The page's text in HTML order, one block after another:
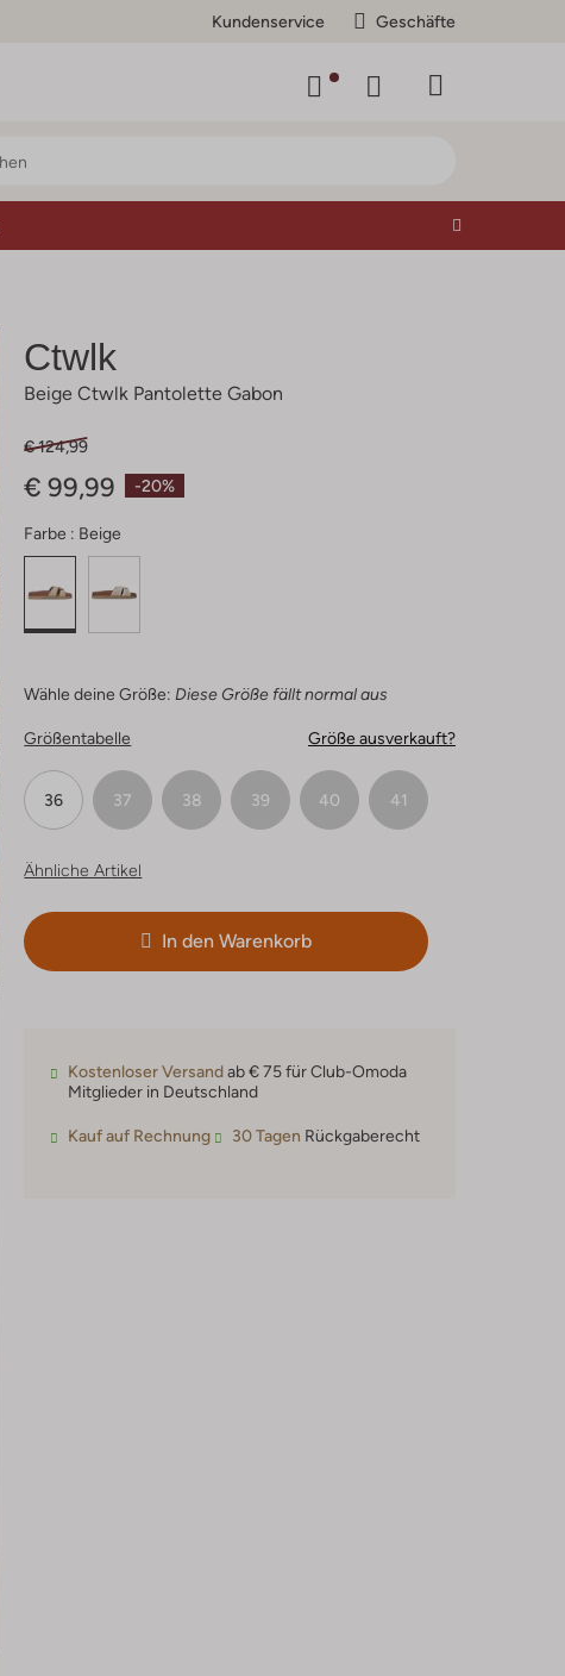
Kundenservice Geschäfte
Ctwlk
Beige Ctwlk Pantolette Gabon
-20%
€ 124,99
€ 99,99
Farbe : Beige
Wähle deine Größe: Diese Größe fällt normal aus
Größentabelle Größe ausverkauft?
36 37 38 39 40 41
Ähnliche Artikel
In den Warenkorb
Kostenloser Versandab € 75 für Club-Omoda
Mitglieder in Deutschland
Kauf auf Rechnung 30 Tagen Rückgaberecht